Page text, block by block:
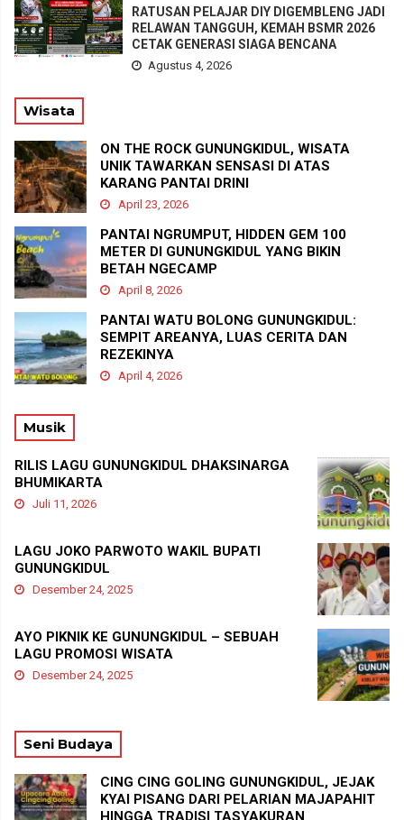
RATUSAN PELAJAR DIY DIGEMBLENG JADI
RELAWAN TANGGUH, KEMAH BSMR 2026
CETAK GENERASI SIAGA BENCANA
Agustus 4, 2026
Wisata
ON THE ROCK GUNUNGKIDUL, WISATA
UNIK TAWARKAN SENSASI DI ATAS
KARANG PANTAI DRINI
April 23, 2026
PANTAI NGRUMPUT, HIDDEN GEM 100
METER DI GUNUNGKIDUL YANG BIKIN
BETAH NGECAMP
April 8, 2026
PANTAI WATU BOLONG GUNUNGKIDUL:
SEMPIT AREANYA, LUAS CERITA DAN
REZEKINYA
April 4, 2026
Musik
RILIS LAGU GUNUNGKIDUL DHAKSINARGA
BHUMIKARTA
Juli 11, 2026
LAGU JOKO PARWOTO WAKIL BUPATI
GUNUNGKIDUL
Desember 24, 2025
AYO PIKNIK KE GUNUNGKIDUL – SEBUAH
LAGU PROMOSI WISATA
Desember 24, 2025
Seni Budaya
CING CING GOLING GUNUNGKIDUL, JEJAK
KYAI PISANG DARI PELARIAN MAJAPAHIT
HINGGA TRADISI TASYAKURAN